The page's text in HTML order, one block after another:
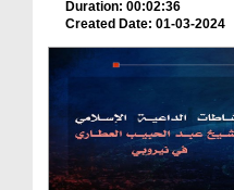
Duration: 00:02:36
Created Date: 01-03-2024